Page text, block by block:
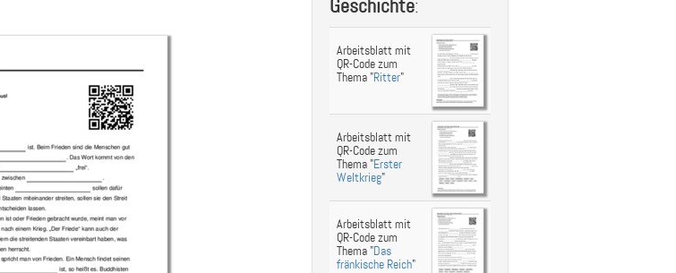
Geschichte:
Arbeitsblatt mit
QR-Code zum
Thema "Ritter"
Arbeitsblatt mit
QR-Code zum
Thema "Erster
Weltkrieg"
Arbeitsblatt mit
QR-Code zum
Thema "Das
fränkische Reich"